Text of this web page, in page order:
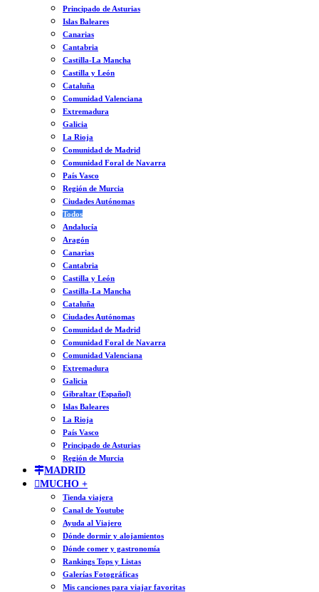
Principado de Asturias
Islas Baleares
Canarias
Cantabria
Castilla-La Mancha
Castilla y León
Cataluña
Comunidad Valenciana
Extremadura
Galicia
La Rioja
Comunidad de Madrid
Comunidad Foral de Navarra
País Vasco
Región de Murcia
Ciudades Autónomas
Todos
Andalucía
Aragón
Canarias
Cantabria
Castilla y León
Castilla-La Mancha
Cataluña
Ciudades Autónomas
Comunidad de Madrid
Comunidad Foral de Navarra
Comunidad Valenciana
Extremadura
Galicia
Gibraltar (Español)
Islas Baleares
La Rioja
País Vasco
Principado de Asturias
Región de Murcia
MADRID
MUCHO +
Tienda viajera
Canal de Youtube
Ayuda al Viajero
Dónde dormir y alojamientos
Dónde comer y gastronomía
Rankings Tops y Listas
Galerías Fotográficas
Mis canciones para viajar favoritas